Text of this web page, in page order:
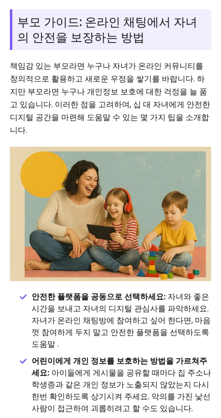
부모 가이드: 온라인 채팅에서 자녀
의 안전을 보장하는 방법
책임감 있는 부모라면 누구나 자녀가 온라인 커뮤니티를
창의적으로 활용하고 새로운 우정을 쌓기를 바랍니다. 하
지만 부모라면 누구나 개인정보 보호에 대한 걱정을 늘 품
고 있습니다. 이러한 점을 고려하여, 십 대 자녀에게 안전한
디지털 공간을 마련해 도움말 수 있는 몇 가지 팁을 소개합
니다.
안전한 플랫폼을 공동으로 선택하세요: 자녀와 좋은
시간을 보내고 자녀의 디지털 관심사를 파악하세요.
자녀가 온라인 채팅방에 참여하고 싶어 한다면, 마음
껏 참여하게 두지 말고 안전한 플랫폼을 선택하도록
도움말 .
어린이에게 개인 정보를 보호하는 방법을 가르쳐주
세요: 아이들에게 게시물을 공유할 때마다 집 주소나
학생증과 같은 개인 정보가 노출되지 않았는지 다시
한번 확인하도록 상기시켜 주세요. 악의를 가진 낯선
사람이 접근하여 괴롭히려고 할 수도 있습니다.